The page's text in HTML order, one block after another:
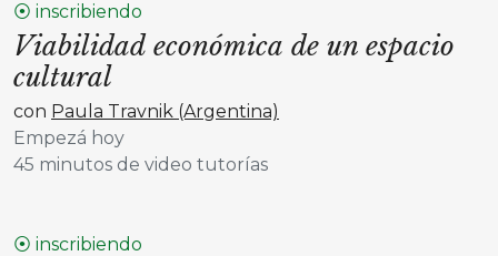
⦿ inscribiendo
Viabilidad económica de un espacio
cultural
con Paula Travnik (Argentina)
Empezá hoy
45 minutos de video tutorías
⦿ inscribiendo